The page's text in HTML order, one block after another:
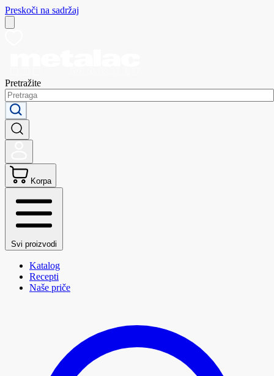
Preskoči na sadržaj
Pretražite
Korpa
Svi proizvodi
Katalog
Recepti
Naše priče